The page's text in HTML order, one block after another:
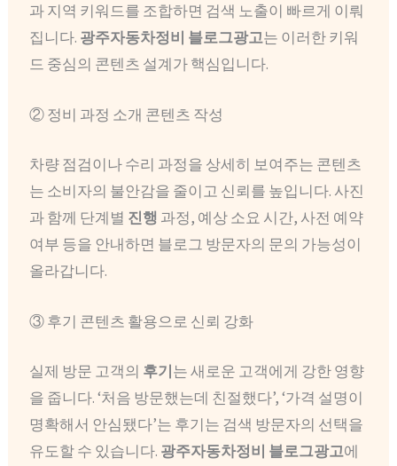
과 지역 키워드를 조합하면 검색 노출이 빠르게 이뤄
집니다. 광주자동차정비 블로그광고는 이러한 키워
드 중심의 콘텐츠 설계가 핵심입니다.
② 정비 과정 소개 콘텐츠 작성
차량 점검이나 수리 과정을 상세히 보여주는 콘텐츠
는 소비자의 불안감을 줄이고 신뢰를 높입니다. 사진
과 함께 단계별 진행 과정, 예상 소요 시간, 사전 예약
여부 등을 안내하면 블로그 방문자의 문의 가능성이
올라갑니다.
③ 후기 콘텐츠 활용으로 신뢰 강화
실제 방문 고객의 후기는 새로운 고객에게 강한 영향
을 줍니다. ‘처음 방문했는데 친절했다’, ‘가격 설명이
명확해서 안심됐다’는 후기는 검색 방문자의 선택을
유도할 수 있습니다. 광주자동차정비 블로그광고에